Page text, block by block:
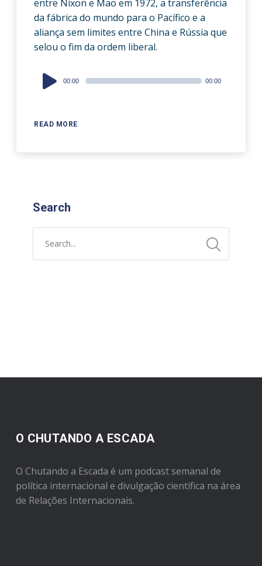
entre Nixon e Mao em 1972, a transferência
da fábrica do mundo para o Pacífico e a
aliança sem limites entre China e Rússia que
selou o fim da ordem liberal.
READ MORE
Audio
Player
00:00 00:00
Search
O CHUTANDO A ESCADA
O Chutando a Escada é um podcast semanal de
política internacional e divulgação científica na área
de Relações Internacionais.